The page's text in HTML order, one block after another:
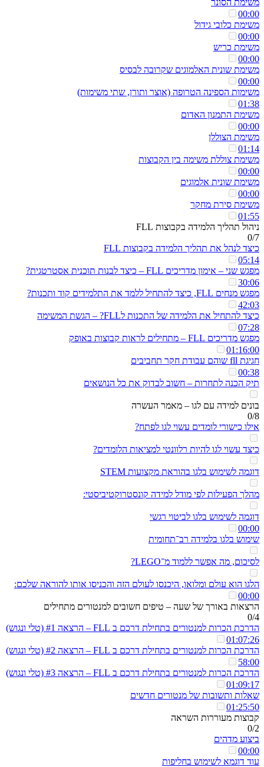
משימת הסונר
00:00
משימת כלובי גידול
00:00
משימת כריש
00:00
משימת שונית האלמוגים שקרובה לבסיס
00:00
משימות הספינה הטרופה (אוצר ותורן, שתי משימות)
01:38
משימת התמנון האדום
00:00
משימת הצוללן
01:14
משימת צוללת משימה בין הקבוצות
00:00
משימת שונית אלמוגים
00:00
משימת סירת מחקר
01:55
ניהול תהליך הלמידה בקבוצות FLL
0/7
כיצד לנהל את תהליך הלמידה בקבוצות FLL
05:14
מפגש שני – אימון מדריכים FLL – כיצד לבנות תוכנית אסטרטגית?
30:06
מפגש מנחים FLL, כיצד להתחיל ללמד את התלמידים קוד ותכנות?
42:03
כיצד להתחיל את הלמידה של התכנות לFLL? – הגשת המשימה
07:28
מפגש מדריכים FLL – מתחילים לראות קבוצות באופק
01:16:00
חגיגת fll שוהם עבודת חקר תחביבים
00:38
תיק הכנה לתחרות – חשוב לבדוק את כל הנושאים
בונים למידה עם לגו – מאמר העשרה
0/8
אילו כישורי לומדים עשוי לגו לפתח?
כיצד עשוי לגו להיות רלוונטי למציאות הלומדים?
דוגמה לשימוש בלגו בהוראת מקצועות STEM
מהלך הפעילות לפי מודל למידה קונסטרוקטיביסטי:
דוגמה לשימוש בלגו לביטוי רגשי
00:00
שימוש בלגו בלמידה רב־תחומית
לסיכום, מה אפשר ללמוד מ־LEGO?
הלגו הוא עולם ומלואו, היכנסו לעולם הזה והכניסו אותו להוראה שלכם:
00:00
הרצאות באורך של שעה – טיפים חשובים למנטורים מתחילים
0/4
הדרכת הכרות למנטורים בתחילת דרכם ב FLL – הרצאה #1 (טלי ונגוש)
01:07:26
הדרכת הכרות למנטורים בתחילת דרכם ב FLL – הרצאה #2 (טלי ונגוש)
58:00
הדרכת הכרות למנטורים בתחילת דרכם ב FLL – הרצאה #3 (טלי ונגוש)
01:09:17
שאלות ותשובות של מנטורים חדשים
01:25:50
קבוצות מעוררות השראה
0/2
ביצוע מדהים
00:00
עוד דוגמא לשימוש בחליפות